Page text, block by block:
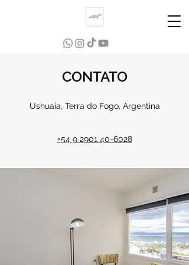
CONTATO
Ushuaia, Terra do Fogo, Argentina
+54 9 2901 40-6028